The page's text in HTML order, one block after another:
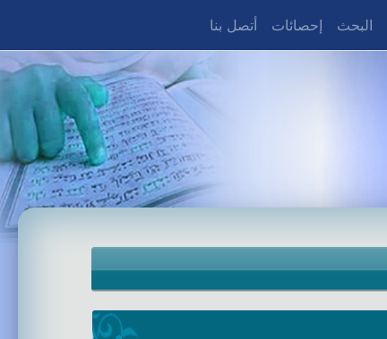
البحث إحصائات أتصل بنا